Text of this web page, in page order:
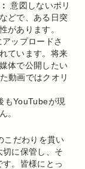
意図しないポリ
どで、ある日突
があります。
ップロードさ
ています。将来
体で公開したい
動画ではクオリ
もYouTubeが現
。
こだわりを貫い
に保管し、そ
。皆様にとっ